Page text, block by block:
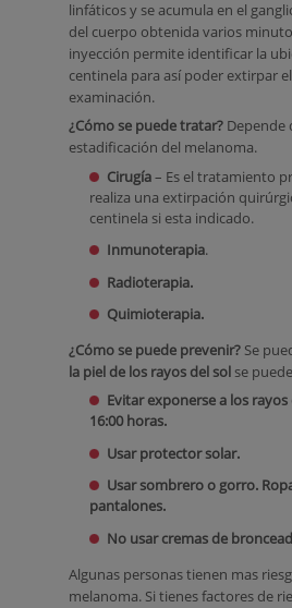
linfáticos y se acumula en el
del cuerpo obtenida varios
inyección permite identificar la
centinela para así poder extirpar
examinación.
¿Cómo se puede tratar? Depende
estadificación del melanoma.
Cirugía– Es el tratamiento
realiza una extirpación
centinela si esta indicado.
Inmunoterapia.
Radioterapia.
Quimioterapia.
¿Cómo se puede prevenir? Se
la piel de los rayos del sol se
Evitar exponerse a los rayos
16:00 horas.
Usar protector solar.
Usar sombrero o gorro.
pantalones.
No usar cremas de
Algunas personas tienen mas
melanoma. Si tienes factores de